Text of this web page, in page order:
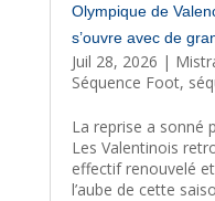
Olympique de
s’ouvre avec de
Juil 28, 2026 |
Séquence Foot,
La reprise a sonné
Les Valentinois
effectif renouvelé
l’aube de cette